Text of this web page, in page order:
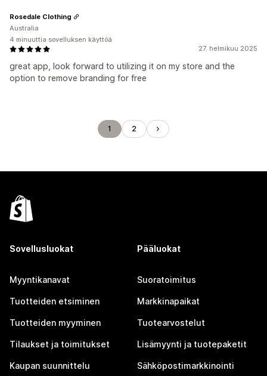
27. helmikuu 2025
great app, look forward to utilizing it on my store and the
option to remove branding for free
Rosedale Clothing
Australia
4 minuuttia sovelluksen käyttöä
1 2
Sovellusluokat
Myyntikanavat
Tuotteiden etsiminen
Tuotteiden myyminen
Tilaukset ja toimitukset
Kaupan suunnittelu
Pääluokat
Suoratoimitus
Markkinapaikat
Tuotearvostelut
Lisämyynti ja tuotepaketit
Sähköpostimarkkinointi